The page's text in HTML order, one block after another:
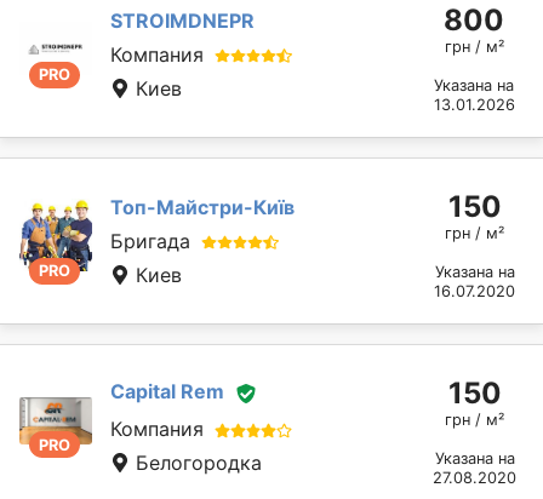
PRO
STROIMDNEPR
Компания
Киев
800
грн / м²
Указана на
13.01.2026
PRO
Топ-Майстри-Київ
Бригада
Киев
150
грн / м²
Указана на
16.07.2020
PRO
Capital Rem
Компания
Белогородка
150
грн / м²
Указана на
27.08.2020